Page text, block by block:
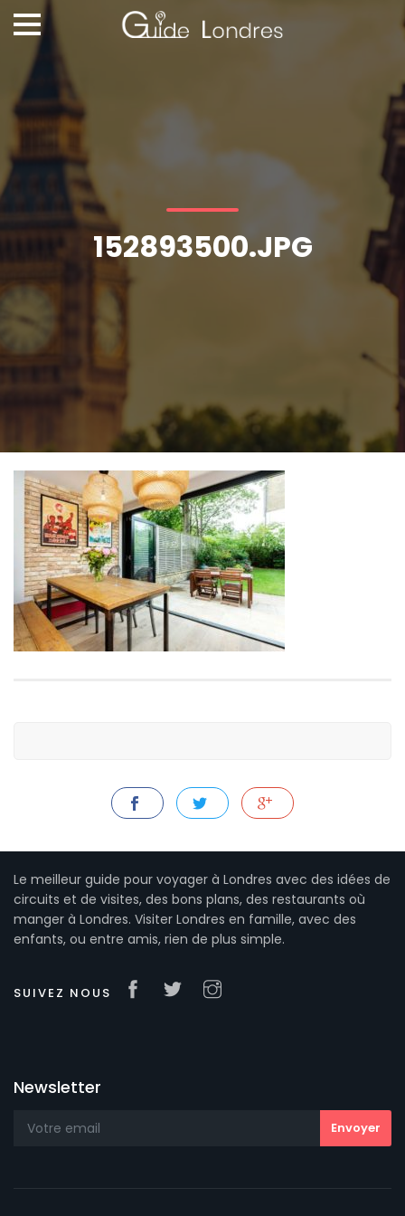
152893500.JPG
Le meilleur guide pour voyager à Londres avec des idées de
circuits et de visites, des bons plans, des restaurants où
manger à Londres. Visiter Londres en famille, avec des
enfants, ou entre amis, rien de plus simple.
SUIVEZ NOUS
Newsletter